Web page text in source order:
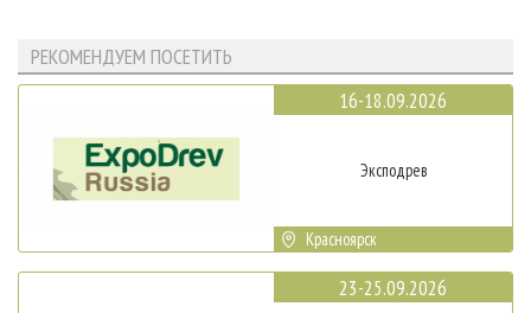
РЕКОМЕНДУЕМ ПОСЕТИТЬ
16-18.09.2026
Эксподрев
Красноярск
23-25.09.2026